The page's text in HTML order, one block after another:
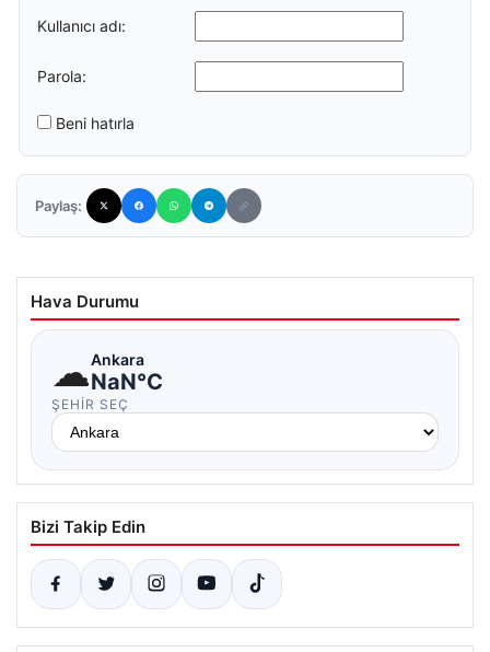
Kullanıcı adı:
Parola:
Beni hatırla
Paylaş:
Hava Durumu
☁Ankara
NaN°C
ŞEHIR SEÇ
Bizi Takip Edin